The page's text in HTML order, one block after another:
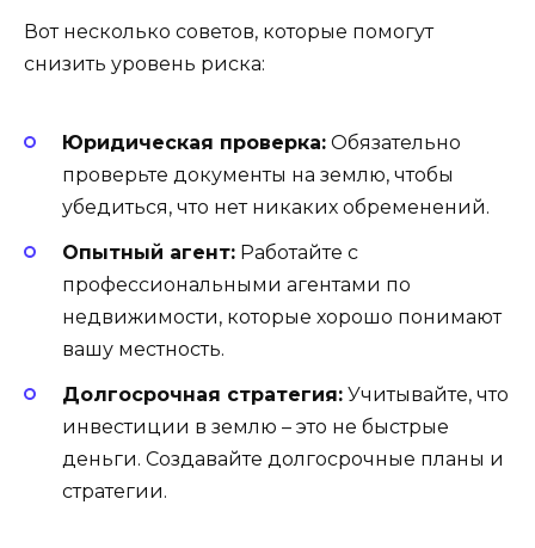
Вот несколько советов, которые помогут
снизить уровень риска:
Юридическая проверка: Обязательно
проверьте документы на землю, чтобы
убедиться, что нет никаких обременений.
Опытный агент: Работайте с
профессиональными агентами по
недвижимости, которые хорошо понимают
вашу местность.
Долгосрочная стратегия: Учитывайте, что
инвестиции в землю – это не быстрые
деньги. Создавайте долгосрочные планы и
стратегии.